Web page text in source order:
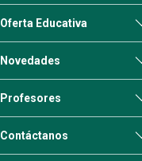
Oferta Educativa
Novedades
Profesores
Contáctanos